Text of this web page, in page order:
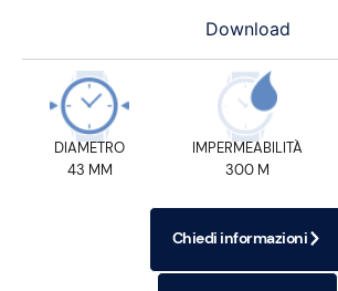
Download
DIAMETRO
43 MM
IMPERMEABILITÀ
300 M
Chiedi informazioni